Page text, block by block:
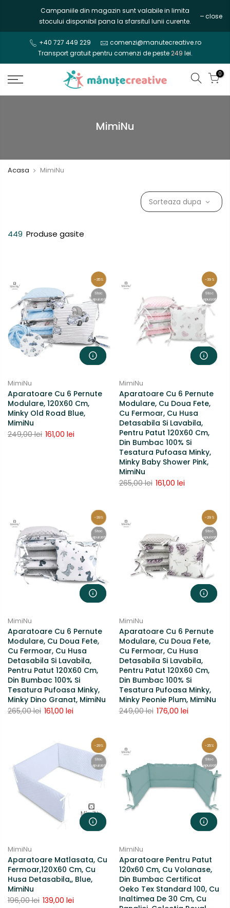
continut
Campaniile din magazin sunt valabile in limita
stocului disponibil pana la sfarsitul lunii curente.
close
+40 727 449 229
comenzi@manutecreative.ro
Transport gratuit pentru comenzi de peste249 lei.
0
MimiNu
Acasa MimiNu
Sorteaza dupa
449 Produse gasite
-35%
Stoc
epuizat
MimiNu
Aparatoare Cu 6 Pernute
Modulare, 120X60 Cm,
Minky Old Road Blue,
MimiNu
249,00 lei 161,00 lei
-39%
Stoc
epuizat
MimiNu
Aparatoare Cu 6 Pernute
Modulare, Cu Doua Fete,
Cu Fermoar, Cu Husa
Detasabila Si Lavabila,
Pentru Patut 120X60 Cm,
Din Bumbac 100% Si
Tesatura Pufoasa Minky,
Minky Baby Shower Pink,
MimiNu
265,00 lei 161,00 lei
-39%
Stoc
epuizat
MimiNu
Aparatoare Cu 6 Pernute
Modulare, Cu Doua Fete,
Cu Fermoar, Cu Husa
Detasabila Si Lavabila,
Pentru Patut 120X60 Cm,
Din Bumbac 100% Si
Tesatura Pufoasa Minky,
Minky Dino Granat, MimiNu
265,00 lei 161,00 lei
-29%
Stoc
epuizat
MimiNu
Aparatoare Cu 6 Pernute
Modulare, Cu Doua Fete,
Cu Fermoar, Cu Husa
Detasabila Si Lavabila,
Pentru Patut 120X60 Cm,
Din Bumbac 100% Si
Tesatura Pufoasa Minky,
Minky Peonie Plum, MimiNu
249,00 lei 176,00 lei
-29%
Stoc
epuizat
MimiNu
Aparatoare Matlasata, Cu
Fermoar,120X60 Cm, Cu
Husa Detasabila,, Blue,
MimiNu
196,00 lei 139,00 lei
-25%
Stoc
epuizat
MimiNu
Aparatoare Pentru Patut
120x60 Cm, Cu Volanase,
Din Bumbac Certificat
Oeko Tex Standard 100, Cu
Inaltimea De 30 Cm, Cu